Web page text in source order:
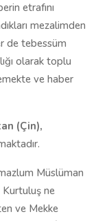
etrafını
mezalimden
de tebessüm
olarak toplu
ve haber
(Çin),
Müslüman
ne
ve Mekke